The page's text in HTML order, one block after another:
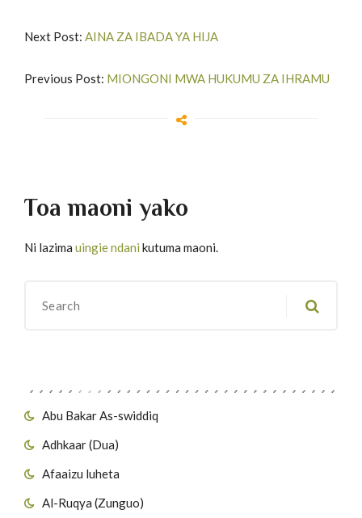
Abu Bakar As-swiddiq
Adhkaar (Dua)
Afaaizu luheta
Al-Ruqya (Zunguo)
Next Post: AINA ZA IBADA YA HIJA
Previous Post: MIONGONI MWA HUKUMU ZA IHRAMU
Toa maoni yako
Ni lazima uingie ndani kutuma maoni.